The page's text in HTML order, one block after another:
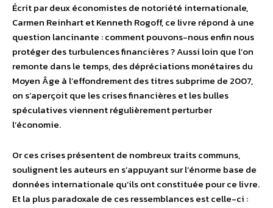
Écrit par deux économistes de notoriété internationale,
Carmen Reinhart et Kenneth Rogoff, ce livre répond à une
question lancinante : comment pouvons-nous enfin nous
protéger des turbulences financières ? Aussi loin que l’on
remonte dans le temps, des dépréciations monétaires du
Moyen Âge à l’effondrement des titres subprime de 2007,
on s’aperçoit que les crises financières et les bulles
spéculatives viennent régulièrement perturber
l’économie.
Or ces crises présentent de nombreux traits communs,
soulignent les auteurs en s’appuyant sur l’énorme base de
données internationale qu’ils ont constituée pour ce livre.
Et la plus paradoxale de ces ressemblances est celle-ci :